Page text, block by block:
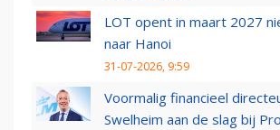
LOT opent in maart 2027
naar Hanoi
31-07-2026, 9:59
Voormalig financieel
Swelheim aan de slag bij